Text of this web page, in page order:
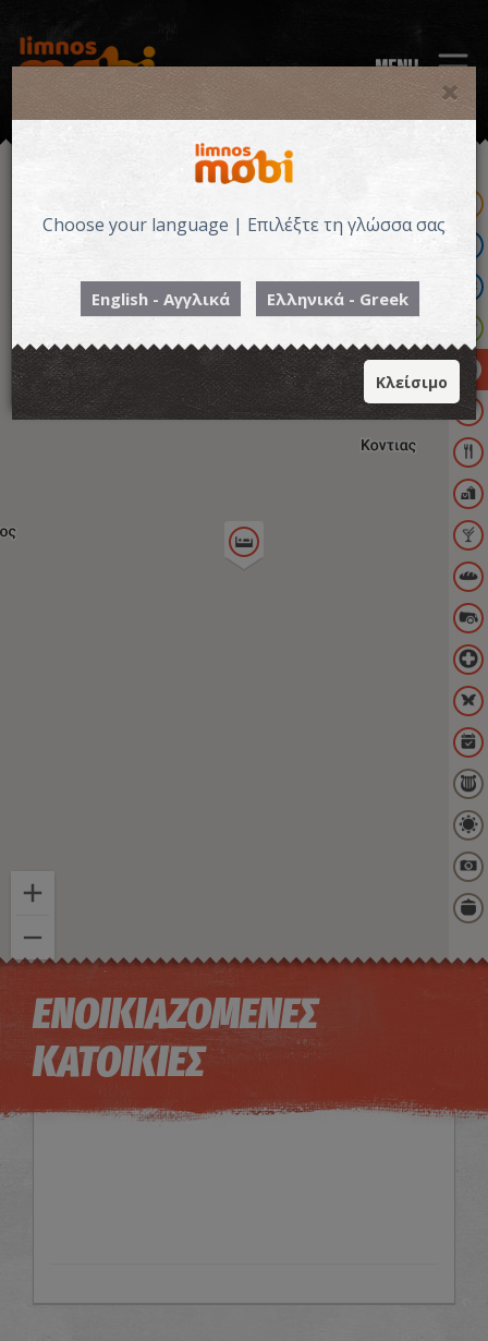
MENU
ΚΑΤΑΛΥΜΑΤΑ
ΕΝΟΙΚΙΑΖΟΜΕΝΕΣ
ΚΑΤΟΙΚΙΕΣ
Choose your language | Επιλέξτε τη γλώσσα σας
English - Αγγλικά Ελληνικά - Greek
Κλείσιμο